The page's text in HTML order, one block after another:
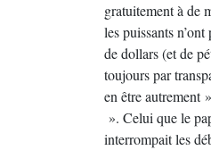
gratuitement à de
les puissants
de dollars (et de
toujours par
en être autrement
». Celui que le
interrompait les